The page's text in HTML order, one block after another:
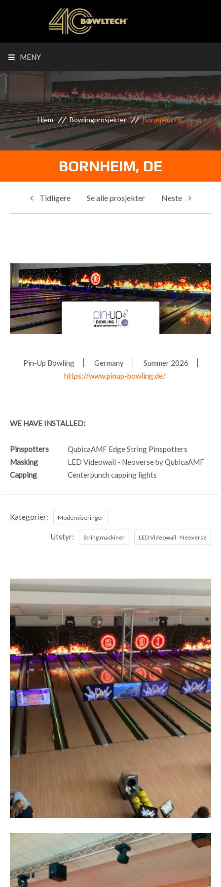
MENY
Hjem Bowlingprosjekter Bornheim, DE
BORNHEIM, DE
Tidligere Se alle prosjekter Neste
Pin-Up Bowling Germany
Summer 2026
https://www.pinup-bowling.de/
WE HAVE INSTALLED:
Pinspotters
QubicaAMF Edge String Pinspotters
Masking LED Videowall - Neoverse by QubicaAMF
Capping
Centerpunch capping lights
Kategorier: Moderniseringer
Utstyr: String maskiner LED Videowall - Neoverse